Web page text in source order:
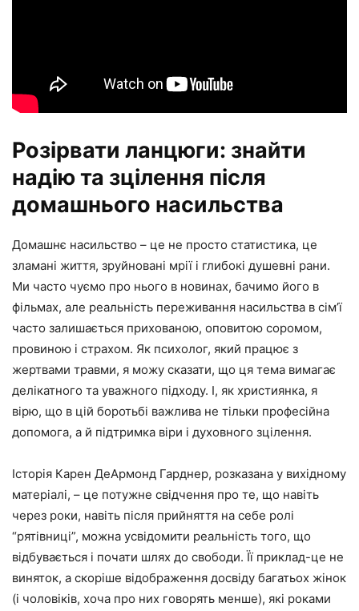
Розірвати ланцюги: знайти
надію та зцілення після
домашнього насильства
Домашнє насильство – це не просто статистика, це
зламані життя, зруйновані мрії і глибокі душевні рани.
Ми часто чуємо про нього в новинах, бачимо його в
фільмах, але реальність переживання насильства в сім’ї
часто залишається прихованою, оповитою соромом,
провиною і страхом. Як психолог, який працює з
жертвами травми, я можу сказати, що ця тема вимагає
делікатного та уважного підходу. І, як християнка, я
вірю, що в цій боротьбі важлива не тільки професійна
допомога, а й підтримка віри і духовного зцілення.
Історія Карен ДеАрмонд Гарднер, розказана у вихідному
матеріалі, – це потужне свідчення про те, що навіть
через роки, навіть після прийняття на себе ролі
“рятівниці”, можна усвідомити реальність того, що
відбувається і почати шлях до свободи. Її приклад-це не
виняток, а скоріше відображення досвіду багатьох жінок
(і чоловіків, хоча про них говорять менше), які роками